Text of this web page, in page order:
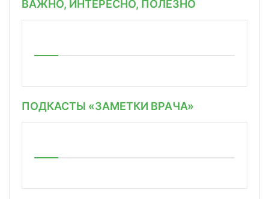
ВАЖНО, ИНТЕРЕСНО, ПОЛЕЗНО
ПОДКАСТЫ «ЗАМЕТКИ ВРАЧА»